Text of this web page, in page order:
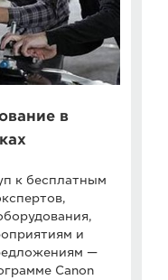
в
к бесплатным
и
—
Canon